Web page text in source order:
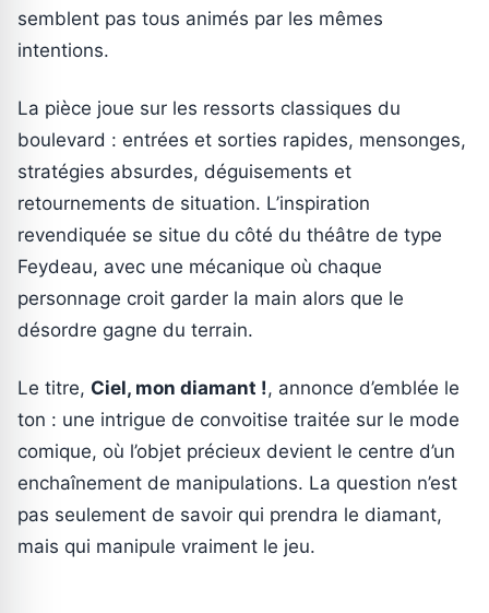
semblent pas tous animés par les mêmes
intentions.
La pièce joue sur les ressorts classiques du
boulevard : entrées et sorties rapides, mensonges,
stratégies absurdes, déguisements et
retournements de situation. L’inspiration
revendiquée se situe du côté du théâtre de type
Feydeau, avec une mécanique où chaque
personnage croit garder la main alors que le
désordre gagne du terrain.
Le titre, Ciel, mon diamant !, annonce d’emblée le
ton : une intrigue de convoitise traitée sur le mode
comique, où l’objet précieux devient le centre d’un
enchaînement de manipulations. La question n’est
pas seulement de savoir qui prendra le diamant,
mais qui manipule vraiment le jeu.